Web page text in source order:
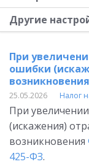
При
ошибки
возникновения
25.05.2026 Налог
При
(искажения)
возникновения
425-ФЗ.
Другие